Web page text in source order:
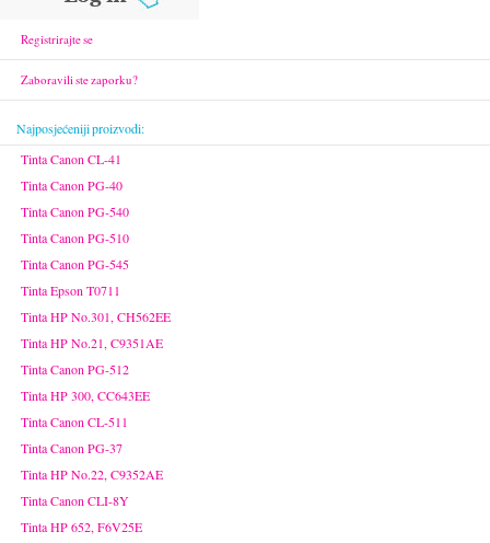
Registrirajte se
Zaboravili ste zaporku?
Najposjećeniji proizvodi:
Tinta Canon CL-41
Tinta Canon PG-40
Tinta Canon PG-540
Tinta Canon PG-510
Tinta Canon PG-545
Tinta Epson T0711
Tinta HP No.301, CH562EE
Tinta HP No.21, C9351AE
Tinta Canon PG-512
Tinta HP 300, CC643EE
Tinta Canon CL-511
Tinta Canon PG-37
Tinta HP No.22, C9352AE
Tinta Canon CLI-8Y
Tinta HP 652, F6V25E